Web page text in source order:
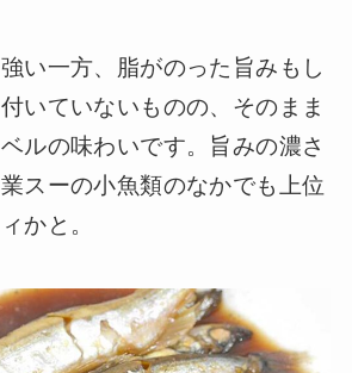
い一方、脂がのった旨みもし
いていないものの、そのまま
ルの味わいです。旨みの濃さ
スーの小魚類のなかでも上位
かと。